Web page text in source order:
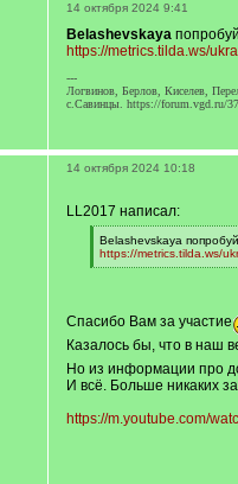
14 октября 2024 9:41
Belashevskaya
https://metrics.tilda.ws/
---
Логвинов, Берлов, Киселев,
с.Савинцы. https://forum.vgd.ru/
14 октября 2024 10:18
LL2017 написал:
[
q
]
Belashevskaya
https://metrics.tilda.ws/
[
Спасибо Вам за участие
Казалось бы, что в наш
Но из информации про
И всё. Больше никаких
https://m.youtube.com/